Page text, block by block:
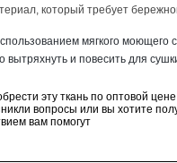
который требует
мягкого моющего
вытряхнуть и повесить для
эту ткань по оптовой цене
вопросы или вы хотите
вам помогут